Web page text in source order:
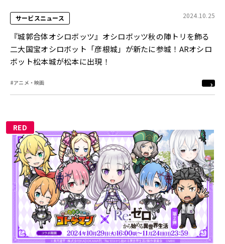
サービスニュース 2024.10.25
『城郭合体オシロボッツ』オシロボッツ秋の陣トリを飾る
二大国宝オシロボット「彦根城」が新たに参城！ARオシロ
ボット松本城が松本に出現！
#アニメ・映画
RED